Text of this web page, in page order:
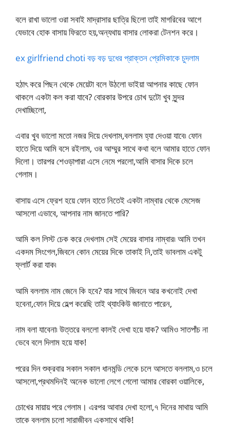
বলে রাখা ভালো ওরা সবাই মাদ্রাসার ছাত্রি ছিলো তাই মাগরিবের আগে
যেভাবে হোক বাসায় ফিরতে হয়,অন্যথায় বাসার লোকরা টেনশন করে।
ex girlfriend choti বড় বড় দুধের প্রাক্তন প্রেমিকাকে চুদলাম
হঠাৎ করে পিছন থেকে মেয়েটা বলে উঠলো ভাইয়া আপনার কাছে ফোন
থাকলে একটা কল করা যাবে? বোরকার উপরে চোখ দুটো খুব সুন্দর
দেখাচ্ছিলো,
এবার খুব ভালো মতো নজর দিয়ে দেখলাম,বললাম হ্যা দেওয়া যাবে৷ ফোন
হাতে দিয়ে আমি বসে রইলাম, ওর আম্মুর সাথে কথা বলে আমার হাতে ফোন
দিলো। তারপর শেওড়াপারা এসে নেমে পরলো,আমি বাসার দিকে চলে
গেলাম।
বাসায় এসে ফ্রেশ হয়ে ফোন হাতে নিতেই একটা নাম্বার থেকে মেসেজ
আসলো এভাবে, আপনার নাম জানতে পারি?
আমি কল লিস্ট চেক করে দেখলাম সেই মেয়ের বাসার নাম্বার৷ আমি তখন
একদম সিংগেল,জিবনে কোন মেয়ের দিকে তাকাই নি,তাই ভাবলাম একটু
ফ্লার্ট করা যাক৷
আমি বললাম নাম জেনে কি হবে? যার সাথে জিবনে আর কখনোই দেখা
হবেনা,ফোন দিয়ে হেল্প করেছি তাই থ্যাংকিউ জানাতে পারেন,
নাম বলা যাবেনা৷ উত্তরে বললো কালই দেখা হয়ে যাক? আমিও সাতপাঁচ না
ভেবে বলে দিলাম হয়ে যাক!
পরের দিন শুক্রবার সকাল সকাল ধানমন্ডি লেকে চলে আসতে বললাম,ও চলে
আসলো,প্রথমদিনই অনেক ভালো লেগে গেলো আমার বোরকা ওয়ালিকে,
চোখের মায়ায় পরে গেলাম। এরপর আবার দেখা হলো,৭ দিনের মাথায় আমি
তাকে বললাম চলো সারাজীবন একসাথে থাকি!